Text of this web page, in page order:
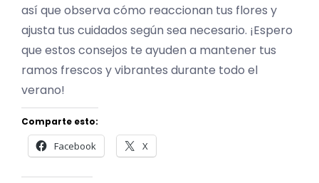
así que observa cómo reaccionan tus flores y
ajusta tus cuidados según sea necesario. ¡Espero
que estos consejos te ayuden a mantener tus
ramos frescos y vibrantes durante todo el
verano!
Comparte esto:
Facebook X